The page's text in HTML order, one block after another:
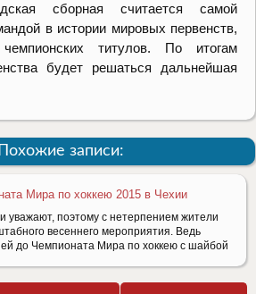
сборная считается самой
в истории мировых первенств,
титулов. По итогам
будет решаться дальнейшая
Похожие записи:
Мира по хоккею 2015 в Чехии
уважают, поэтому с нетерпением жители
весеннего мероприятия. Ведь
до Чемпионата Мира по хоккею с шайбой